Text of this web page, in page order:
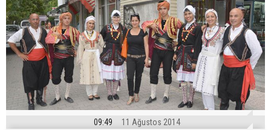
09:49 11 Ağustos 2014